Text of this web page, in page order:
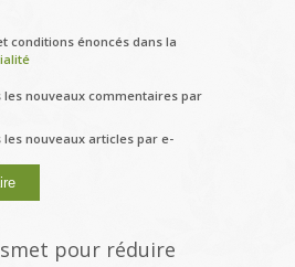
conditions énoncés dans la
les nouveaux commentaires par
nouveaux articles par e-
pour réduire